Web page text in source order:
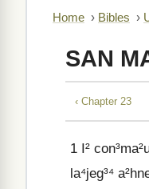
Home › Bibles ›
SAN
‹ Chapter 23
1 I²
la⁴jeg³⁴